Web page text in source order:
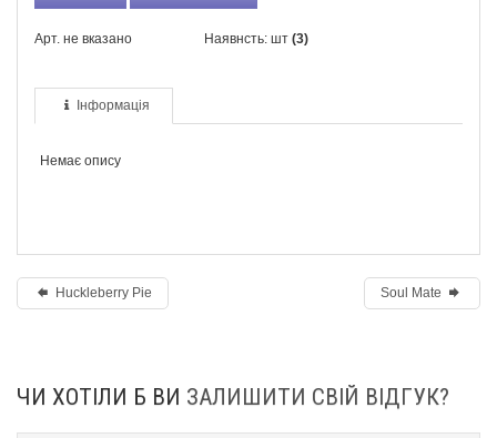
Арт. не вказано Наявнсть: шт (3)
Інформація
Немає опису
Huckleberry Pie Soul Mate
ЧИ ХОТІЛИ Б ВИ ЗАЛИШИТИ СВІЙ ВІДГУК?